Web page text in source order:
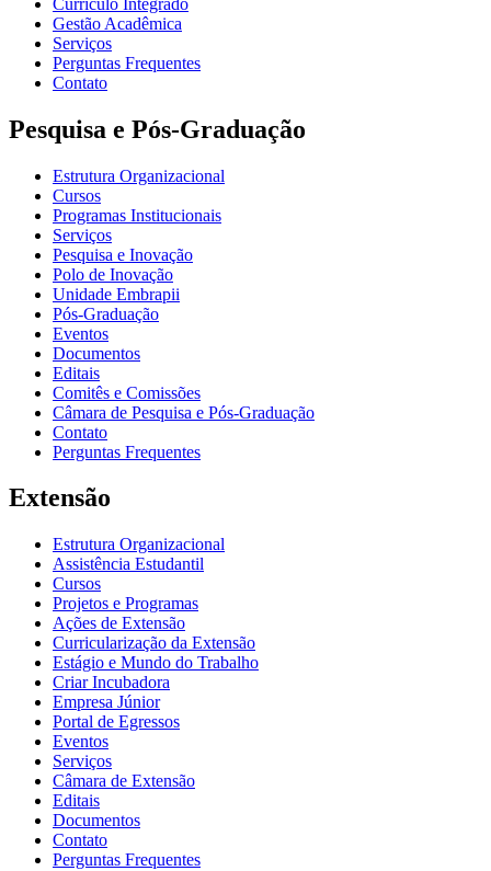
Gestão Acadêmica
Serviços
Perguntas Frequentes
Contato
Pesquisa e Pós-Graduação
Estrutura Organizacional
Cursos
Programas Institucionais
Serviços
Pesquisa e Inovação
Polo de Inovação
Unidade Embrapii
Pós-Graduação
Eventos
Documentos
Editais
Comitês e Comissões
Câmara de Pesquisa e Pós-Graduação
Contato
Perguntas Frequentes
Extensão
Estrutura Organizacional
Assistência Estudantil
Cursos
Projetos e Programas
Ações de Extensão
Curricularização da Extensão
Estágio e Mundo do Trabalho
Criar Incubadora
Empresa Júnior
Portal de Egressos
Eventos
Serviços
Câmara de Extensão
Editais
Documentos
Contato
Perguntas Frequentes